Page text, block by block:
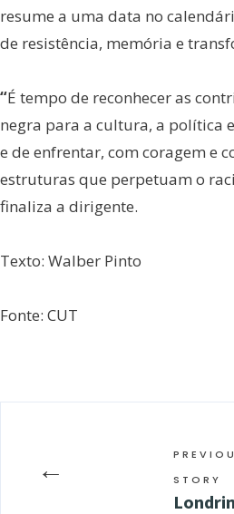
resume a uma data no
de resistência, memória e
“É tempo de reconhecer as
negra para a cultura, a política
e de enfrentar, com coragem e
estruturas que perpetuam o
finaliza a dirigente.
Texto: Walber Pinto
Fonte: CUT
←
STORY